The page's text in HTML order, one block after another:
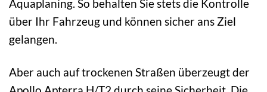
Aquaplaning. So behalten Sie stets die Kontrolle
über Ihr Fahrzeug und können sicher ans Ziel
gelangen.
Aber auch auf trockenen Straßen überzeugt der